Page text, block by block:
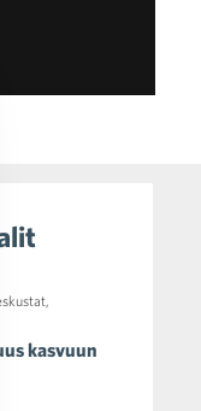
,
kasvuun